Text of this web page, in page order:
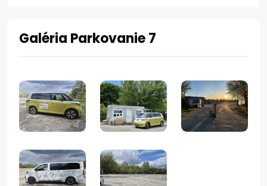
Galéria Parkovanie 7